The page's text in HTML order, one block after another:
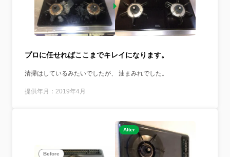
プロに任せればここまでキレイになります。
清掃はしているみたいでしたが、 油まみれでした。
提供年月：2019年4月
Before
After